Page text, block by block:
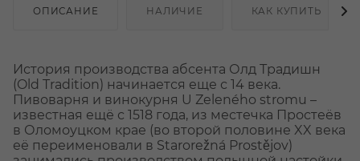
ОПИСАНИЕ НАЛИЧИЕ КАК КУПИТЬ
История производства абсента Олд Традишн
(Old Tradition) начинается еще с 14 века.
Пивоварня и винокурня U Zeleného stromu –
известная ещё с 1518 года, из местечка Простеёв
в Оломоуцком крае (во второй половине XX века
её переименовали в Starorežná Prostějov)